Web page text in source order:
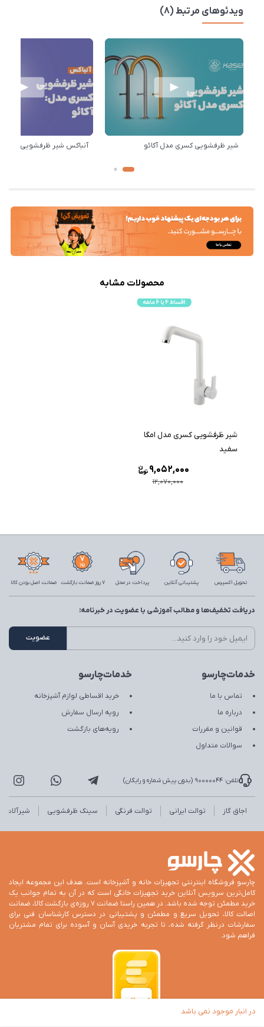
در انبار موجود نمی باشد
ویدئوهای مرتبط (8)
شیر ظرفشویی کسری مدل آکائو آنباکس شیر ظرفشویی کسری
محصولات مشابه
شیر ظرفشویی کسری مدل امگا
سفید
12,070,000
9,052,000
تحویل اکسپرس پشتیبانی آنلاین پرداخت در محل 7 روز ضمانت بازگشت ضمانت اصل بودن کالا
خدمات‌چارسو
تماس با ما
درباره ما
قوانین و مقررات
سوالات متداول
خدمات‌چارسو
خرید اقساطی لوازم آشپزخانه
رویه ارسال سفارش
رویه‌های بازگشت
دریافت تخفیف‌ها و مطالب آموزشی با عضویت در خبرنامه:
تلفن: 90000044 (بدون پیش شماره و رایگان)
اجاق گاز توالت ایرانی توالت فرنگی سینک ظرفشویی شیرآلات
چارسو فروشگاه اینترنتی تجهیزات خانه و آشپزخانه است. هدف این مجموعه ایجاد
کامل‌ترین سرویس آنلاین خرید تجهیزات خانگی است که در آن به تمام جوانب یک
خرید مطمئن توجه شده باشد. در همین راستا ضمانت 7 روزه‌ی بازگشت کالا، ضمانت
اصالت کالا، تحویل سریع و مطمئن و پشتیبانی در دسترس کارشناسان فنی برای
سفارشات درنظر گرفته شده، تا تجربه خریدی آسان و آسوده برای تمام مشتریان
فراهم شود.